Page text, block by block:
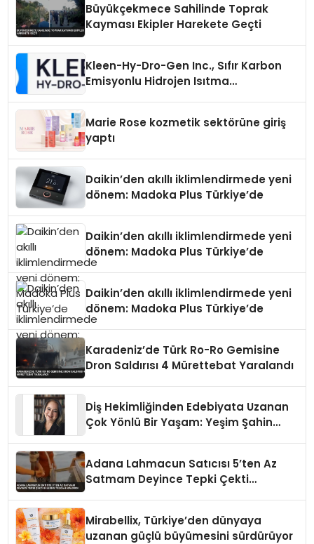
Büyükçekmece Sahilinde Toprak
Kayması Ekipler Harekete Geçti
Kleen-Hy-Dro-Gen Inc., Sıfır Karbon
Emisyonlu Hidrojen Isıtma
Marie Rose kozmetik sektörüne giriş
yaptı
Daikin’den akıllı iklimlendirmede yeni
dönem: Madoka Plus Türkiye’de
Daikin’den akıllı iklimlendirmede yeni
dönem: Madoka Plus Türkiye’de
Daikin’den akıllı iklimlendirmede yeni
dönem: Madoka Plus Türkiye’de
Karadeniz’de Türk Ro-Ro Gemisine
Dron Saldırısı 4 Mürettebat Yaralandı
Diş Hekimliğinden Edebiyata Uzanan
Çok Yönlü Bir Yaşam: Yeşim Şahin
Adana Lahmacun Satıcısı 5’ten Az
Satmam Deyince Tepki Çekti
Mirabellix, Türkiye’den dünyaya
uzanan güçlü büyümesini sürdürüyor